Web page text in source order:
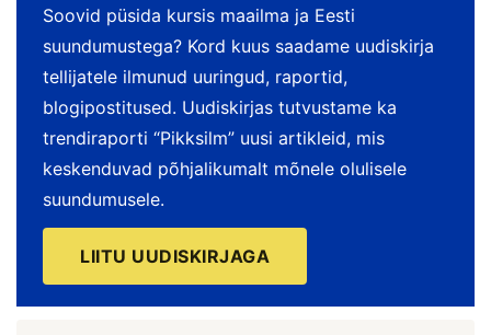
Soovid püsida kursis maailma ja Eesti
suundumustega? Kord kuus saadame uudiskirja
tellijatele ilmunud uuringud, raportid,
blogipostitused. Uudiskirjas tutvustame ka
trendiraporti “Pikksilm” uusi artikleid, mis
keskenduvad põhjalikumalt mõnele olulisele
suundumusele.
LIITU UUDISKIRJAGA